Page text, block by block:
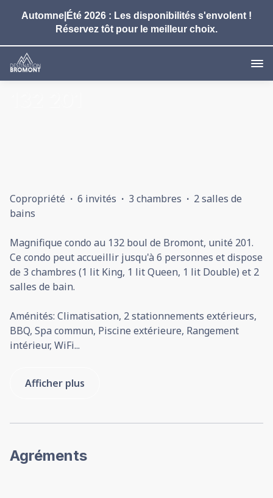
Automne|Été 2026 : Les disponibilités s'envolent !
Réservez tôt pour le meilleur choix.
Copropriété · 6 invités · 3 chambres · 2 salles de
bains
Magnifique condo au 132 boul de Bromont, unité 201.
Ce condo peut accueillir jusqu'à 6 personnes et dispose
de 3 chambres (1 lit King, 1 lit Queen, 1 lit Double) et 2
salles de bain.
Aménités: Climatisation, 2 stationnements extérieurs,
BBQ, Spa commun, Piscine extérieure, Rangement
intérieur, WiFi...
Afficher plus
Agréments